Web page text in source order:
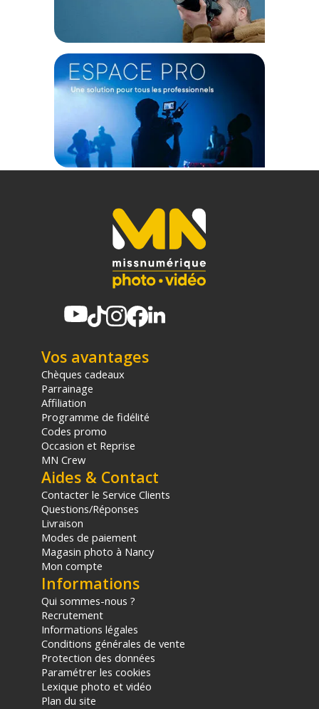
Code EAN Tiffen filtre Soft/FX 1/2 62mm - Filtre Photo - Achat et
493830859762
Garantie 2 ans
(1) Offre valable jusqu'au 31 Décembre 2030 à partir de 49 euros
d'achat, sur la base d'une expédition Chronopost 24H vers un point
relais situé en France continentale uniquement, valable uniquement
sur les produits de moins de 1m et moins de 20Kg.
(2) Nombre de points Fidélité estimés, hors remises au panier, basé
sur le prix TTC en €, les points seront effectivement calculés dans le
Vos avantages
Chèques cadeaux
Parrainage
Affiliation
Programme de fidélité
Codes promo
Occasion et Reprise
MN Crew
Aides & Contact
Contacter le Service Clients
Questions/Réponses
Livraison
Modes de paiement
Magasin photo à Nancy
Mon compte
Informations
Qui sommes-nous ?
Recrutement
Informations légales
Conditions générales de vente
Protection des données
Paramétrer les cookies
Lexique photo et vidéo
Plan du site